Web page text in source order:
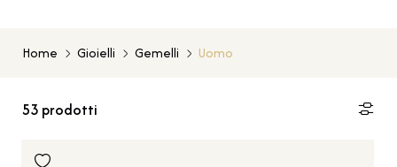
Home Gioielli Gemelli Uomo
53 prodotti